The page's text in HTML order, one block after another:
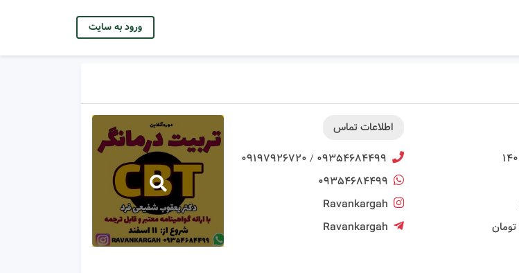
ورود به سایت
اطلاعات تماس
۰۹۳۵۴۶۸۴۴۹۹ / ۰۹۱۹۷۹۲۶۷۲۰
۰۹۳۵۴۶۸۴۴۹۹
Ravankargah
Ravankargah